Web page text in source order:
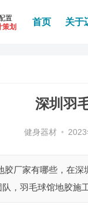
置
策划
首页 关于
深圳羽
健身器材 • 2023
厂家有哪些，在
，羽毛球馆地胶施